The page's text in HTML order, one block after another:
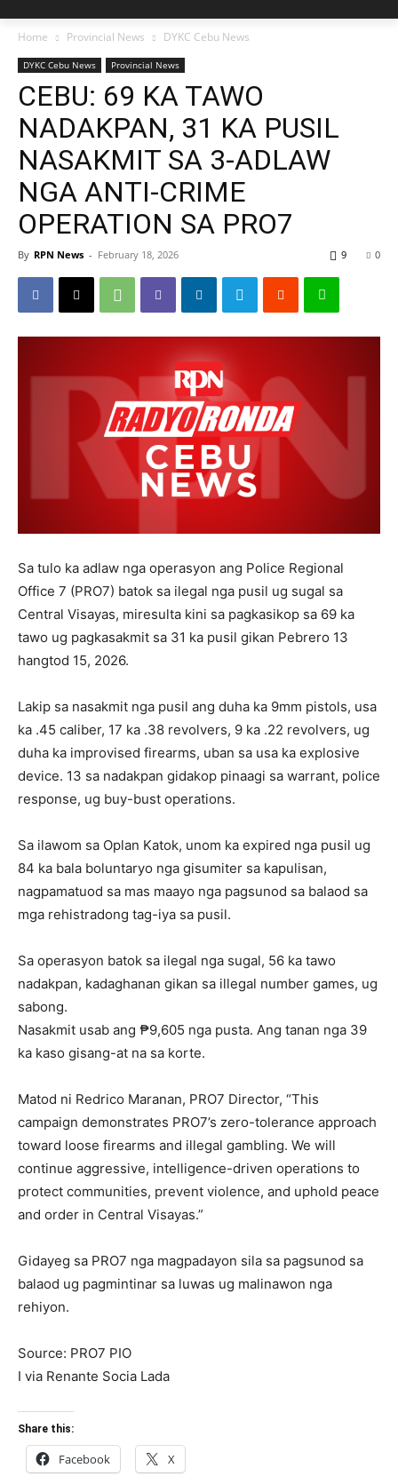
Home Provincial News DYKC Cebu News
DYKC Cebu News Provincial News
CEBU: 69 KA TAWO
NADAKPAN, 31 KA PUSIL
NASAKMIT SA 3-ADLAW
NGA ANTI-CRIME
OPERATION SA PRO7
By RPN News - February 18, 2026 0
9
Sa tulo ka adlaw nga operasyon ang Police Regional
Office 7 (PRO7) batok sa ilegal nga pusil ug sugal sa
Central Visayas, miresulta kini sa pagkasikop sa 69 ka
tawo ug pagkasakmit sa 31 ka pusil gikan Pebrero 13
hangtod 15, 2026.
Lakip sa nasakmit nga pusil ang duha ka 9mm pistols, usa
ka .45 caliber, 17 ka .38 revolvers, 9 ka .22 revolvers, ug
duha ka improvised firearms, uban sa usa ka explosive
device. 13 sa nadakpan gidakop pinaagi sa warrant, police
response, ug buy-bust operations.
Sa ilawom sa Oplan Katok, unom ka expired nga pusil ug
84 ka bala boluntaryo nga gisumiter sa kapulisan,
nagpamatuod sa mas maayo nga pagsunod sa balaod sa
mga rehistradong tag-iya sa pusil.
Sa operasyon batok sa ilegal nga sugal, 56 ka tawo
nadakpan, kadaghanan gikan sa illegal number games, ug
sabong.
Nasakmit usab ang ₱9,605 nga pusta. Ang tanan nga 39
ka kaso gisang-at na sa korte.
Matod ni Redrico Maranan, PRO7 Director, “This
campaign demonstrates PRO7’s zero-tolerance approach
toward loose firearms and illegal gambling. We will
continue aggressive, intelligence-driven operations to
protect communities, prevent violence, and uphold peace
and order in Central Visayas.”
Gidayeg sa PRO7 nga magpadayon sila sa pagsunod sa
balaod ug pagmintinar sa luwas ug malinawon nga
rehiyon.
Source: PRO7 PIO
I via Renante Socia Lada
Share this:
Facebook X